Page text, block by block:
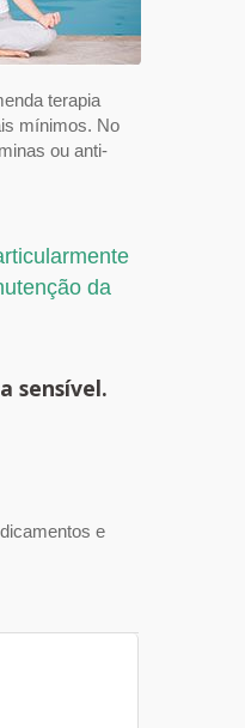
terapia
mínimos. No
ou anti-
da
sensível.
e